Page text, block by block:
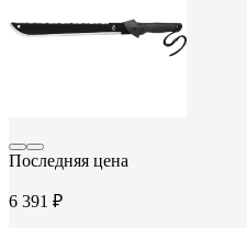
Последняя цена
6 391 ₽